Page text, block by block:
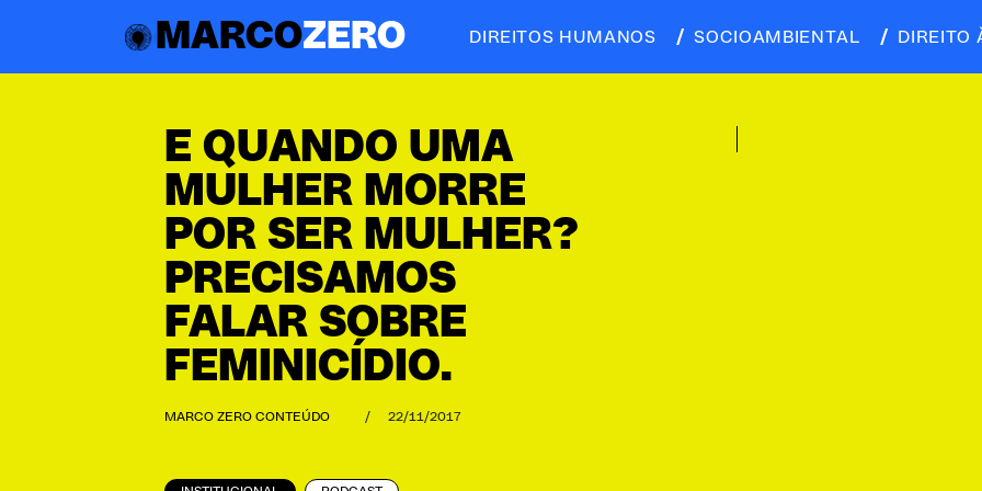
MARCOZERO DIREITOS HUMANOS SOCIOAMBIENTAL DIREITO
E QUANDO UMA
MULHER MORRE
POR SER MULHER?
PRECISAMOS
FALAR SOBRE
FEMINICÍDIO.
MARCO ZERO CONTEÚDO / 22/11/2017